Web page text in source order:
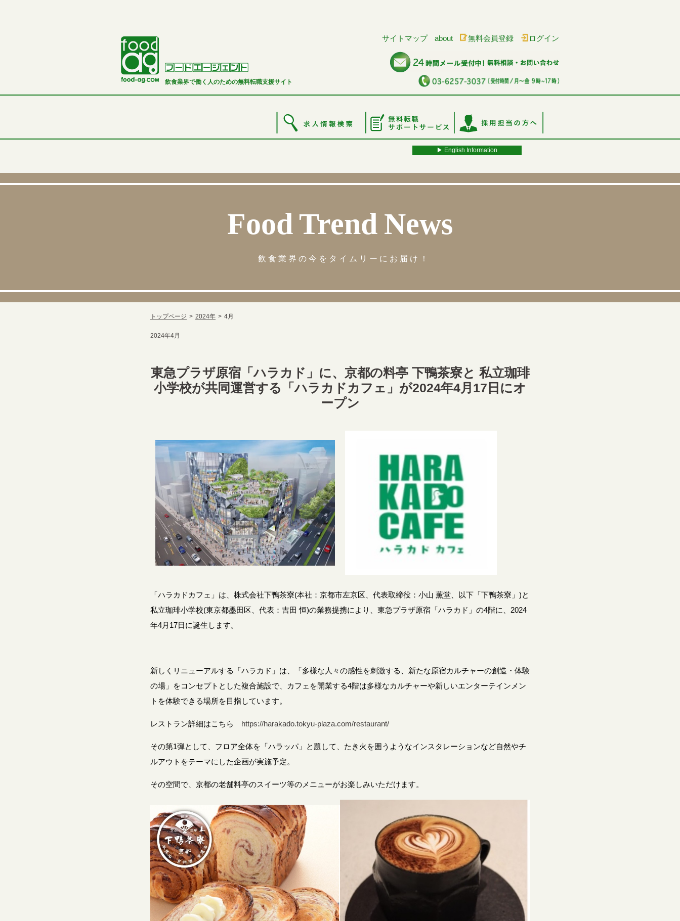
飲食業界で働く人のための無料転職支援サイト
サイトマップ about 無料会員登録 ログイン
▶︎ English Information
Food Trend News
飲食業界の今をタイムリーにお届け！
トップページ 2024年 4月
2024年4月
東急プラザ原宿「ハラカド」に、京都の料亭 下鴨茶寮と 私立珈琲
小学校が共同運営する「ハラカドカフェ」が2024年4月17日にオ
ープン
「ハラカドカフェ」は、株式会社下鴨茶寮(本社：京都市左京区、代表取締役：小山 薫堂、以下「下鴨茶寮」)と
私立珈琲小学校(東京都墨田区、代表：吉田 恒)の業務提携により、東急プラザ原宿「ハラカド」の4階に、2024
年4月17日に誕生します。
新しくリニューアルする「ハラカド」は、「多様な人々の感性を刺激する、新たな原宿カルチャーの創造・体験
の場」をコンセプトとした複合施設で、カフェを開業する4階は多様なカルチャーや新しいエンターテインメン
トを体験できる場所を目指しています。
レストラン詳細はこちら https://harakado.tokyu-plaza.com/restaurant/
その第1弾として、フロア全体を「ハラッパ」と題して、たき火を囲うようなインスタレーションなど自然やチ
ルアウトをテーマにした企画が実施予定。
その空間で、京都の老舗料亭のスイーツ等のメニューがお楽しみいただけます。